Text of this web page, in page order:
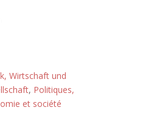
Wirtschaft und
, Politiques,
et société